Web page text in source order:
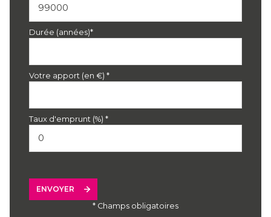
Durée (années)*
Votre apport (en €) *
Taux d'emprunt (%) *
ENVOYER
* Champs obligatoires